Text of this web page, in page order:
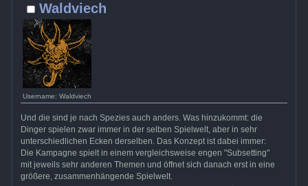
Waldviech
Username: Waldviech
Und die sind je nach Spezies auch anders. Was hinzukommt: die
Dinger spielen zwar immer in der selben Spielwelt, aber in sehr
unterschiedlichen Ecken derselben. Das Konzept ist dabei immer:
Die Kampagne spielt in einem vergleichsweise engen "Subsetting"
mit jeweils sehr anderen Themen und öffnet sich danach erst in eine
größere, zusammenhängende Spielwelt.